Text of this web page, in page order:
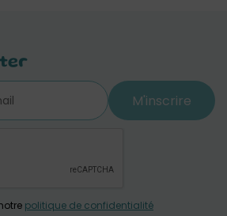
M'inscrire
politique de confidentialité